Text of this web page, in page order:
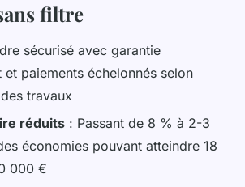
le neuf : les atouts
de la VEFA
18:31•13 min de lecture
filtre
sécurisé avec garantie
et paiements échelonnés selon
travaux
réduits : Passant de 8 % à 2-3
économies pouvant atteindre 18
000 €